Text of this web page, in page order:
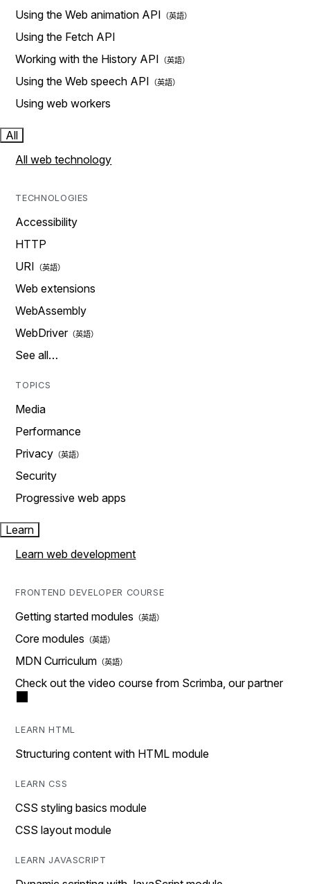
Using the Web animation API
Using the Fetch API
Working with the History API
Using the Web speech API
Using web workers
All
All web technology
TECHNOLOGIES
Accessibility
HTTP
URI
Web extensions
WebAssembly
WebDriver
See all…
TOPICS
Media
Performance
Privacy
Security
Progressive web apps
Learn
Learn web development
FRONTEND DEVELOPER COURSE
Getting started modules
Core modules
MDN Curriculum
Check out the video course from Scrimba, our partner
LEARN HTML
Structuring content with HTML module
LEARN CSS
CSS styling basics module
CSS layout module
LEARN JAVASCRIPT